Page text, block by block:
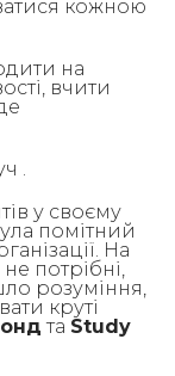
кожною
на
вчити
.
у своєму
помітний
На
потрібні,
розуміння,
круті
та Study